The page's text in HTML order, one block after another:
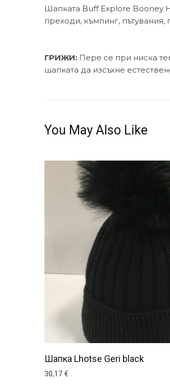
Шапката Buff Explore Booney
преходи, къмпинг,
ГРИЖИ: Пере се при ниска
шапката да изсъхне
You May Also Like
Шапка Lhotse Geri black
30,17 €